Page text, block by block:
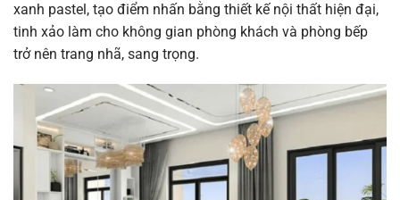
xanh pastel, tạo điểm nhấn bằng thiết kế nội thất hiện đại,
tinh xảo làm cho không gian phòng khách và phòng bếp
trở nên trang nhã, sang trọng.